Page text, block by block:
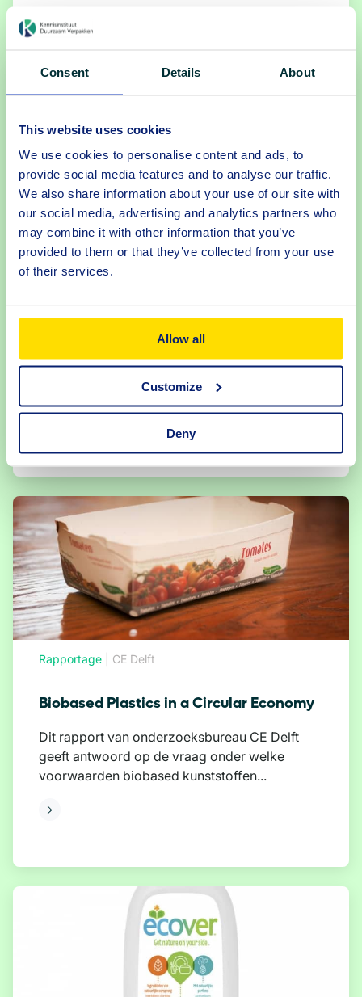
Consent Details About
This website uses cookies
We use cookies to personalise content and ads, to
provide social media features and to analyse our traffic.
We also share information about your use of our site with
our social media, advertising and analytics partners who
may combine it with other information that you’ve
provided to them or that they’ve collected from your use
of their services.
Allow all
Customize
Deny
Rapportage Tilburg University (in opdracht KIDV)
Biobased en gerecyclede grondstoffen
belemmerende regelgeving?
Om het gebruik van virgin of oil-based
kunststoffen te verminderen, is de vraag naar
en het aanbod van alternatieve...
Rapportage CE Delft
Biobased Plastics in a Circular Economy
Dit rapport van onderzoeksbureau CE Delft
geeft antwoord op de vraag onder welke
voorwaarden biobased kunststoffen...